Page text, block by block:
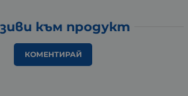
към продукт
КОМЕНТИРАЙ